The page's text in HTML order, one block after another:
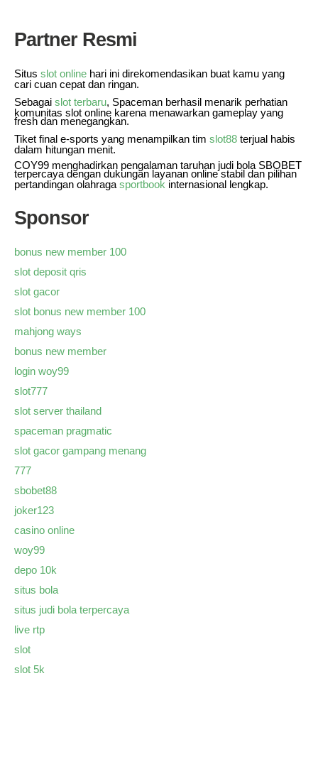
Partner Resmi
Situs slot online hari ini direkomendasikan buat kamu yang
cari cuan cepat dan ringan.
Sebagai slot terbaru, Spaceman berhasil menarik perhatian
komunitas slot online karena menawarkan gameplay yang
fresh dan menegangkan.
Tiket final e-sports yang menampilkan tim slot88 terjual habis
dalam hitungan menit.
COY99 menghadirkan pengalaman taruhan judi bola SBOBET
terpercaya dengan dukungan layanan online stabil dan pilihan
pertandingan olahraga sportbook internasional lengkap.
Sponsor
bonus new member 100
slot deposit qris
slot gacor
slot bonus new member 100
mahjong ways
bonus new member
login woy99
slot777
slot server thailand
spaceman pragmatic
slot gacor gampang menang
777
sbobet88
joker123
casino online
woy99
depo 10k
situs bola
situs judi bola terpercaya
live rtp
slot
slot 5k